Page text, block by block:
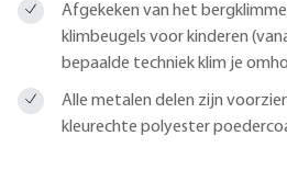
Afgekeken van het
klimbeugels voor kinderen
bepaalde techniek klim je
Alle metalen delen zijn
kleurechte polyester